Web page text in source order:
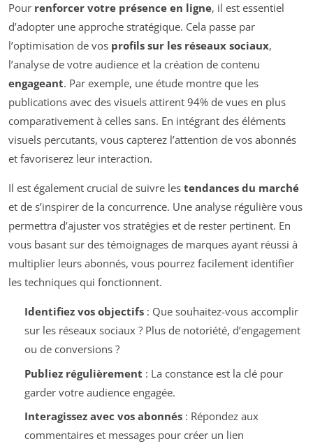
Pour renforcer votre présence en ligne, il est essentiel
d’adopter une approche stratégique. Cela passe par
l’optimisation de vos profils sur les réseaux sociaux,
l’analyse de votre audience et la création de contenu
engageant. Par exemple, une étude montre que les
publications avec des visuels attirent 94% de vues en plus
comparativement à celles sans. En intégrant des éléments
visuels percutants, vous capterez l’attention de vos abonnés
et favoriserez leur interaction.
Il est également crucial de suivre les tendances du marché
et de s’inspirer de la concurrence. Une analyse régulière vous
permettra d’ajuster vos stratégies et de rester pertinent. En
vous basant sur des témoignages de marques ayant réussi à
multiplier leurs abonnés, vous pourrez facilement identifier
les techniques qui fonctionnent.
Identifiez vos objectifs: Que souhaitez-vous accomplir
sur les réseaux sociaux ? Plus de notoriété, d’engagement
ou de conversions ?
Publiez régulièrement : La constance est la clé pour
garder votre audience engagée.
Interagissez avec vos abonnés: Répondez aux
commentaires et messages pour créer un lien